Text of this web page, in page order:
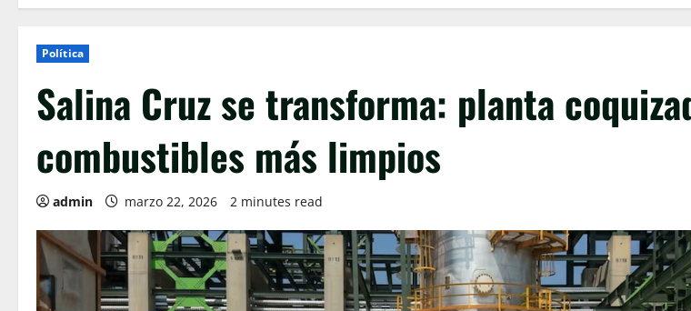
Política
Salina Cruz se transforma: planta
combustibles más limpios
admin marzo 22, 2026 2 minutes read